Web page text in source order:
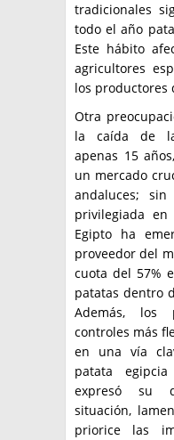
tradicionales
todo el año
Este hábito
agricultores
los productores
Otra
la caída de
apenas 15
un mercado
andaluces;
privilegiada
Egipto ha
proveedor del
cuota del 57%
patatas dentro
Además, los
controles más
en una vía
patata
expresó su
situación,
priorice las